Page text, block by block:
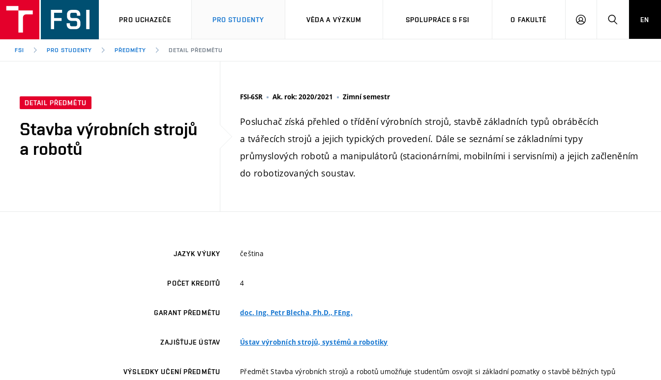
PRO UCHAZEČE PRO STUDENTY VĚDA A VÝZKUM SPOLUPRÁCE S FSI O FAKULTĚ
PŘIHLÁŠENÍHLEDAT
EN
FSI PRO STUDENTY PŘEDMĚTY DETAIL PŘEDMĚTU
DETAIL PŘEDMĚTU
Stavba výrobních strojů
a robotů
FSI-6SR Ak. rok: 2020/2021 Zimní semestr
Posluchač získá přehled o třídění výrobních strojů, stavbě základních typů obráběcích
a tvářecích strojů a jejich typických provedení. Dále se seznámí se základními typy
průmyslových robotů a manipulátorů (stacionárními, mobilními i servisními) a jejich začleněním
do robotizovaných soustav.
JAZYK VÝUKY čeština
POČET KREDITŮ 4
GARANT PŘEDMĚTU doc. Ing. Petr Blecha, Ph.D., FEng.
ZAJIŠŤUJE ÚSTAV Ústav výrobních strojů, systémů a robotiky
VÝSLEDKY UČENÍ PŘEDMĚTU
Předmět Stavba výrobních strojů a robotů umožňuje studentům osvojit si základní poznatky o stavbě běžných typů